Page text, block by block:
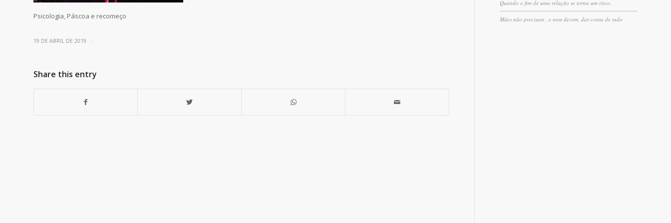
Psicologia, Páscoa e recomeço
19 DE ABRIL DE 2019 /
Share this entry
Quando o fim de uma relação se torna um risco.
Mães não precisam , e nem devem, dar conta de tudo